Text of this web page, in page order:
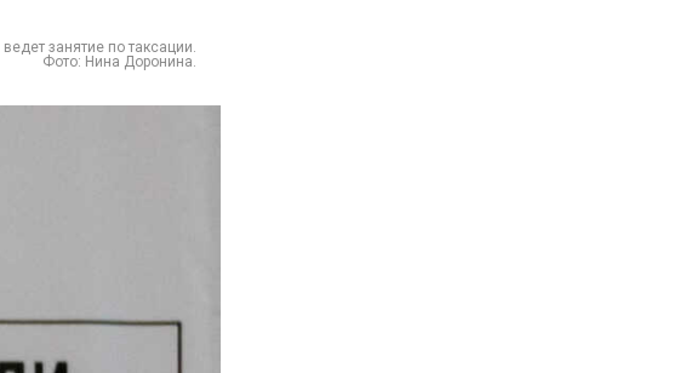
ведет занятие по таксации.
Фото: Нина Доронина.